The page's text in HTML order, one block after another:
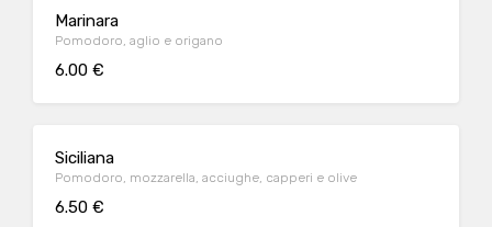
Marinara
Pomodoro, aglio e origano
6.00 €
Siciliana
Pomodoro, mozzarella, acciughe, capperi e olive
6.50 €